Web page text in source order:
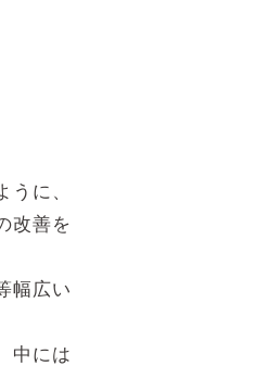
に、
改善を
幅広い
中には